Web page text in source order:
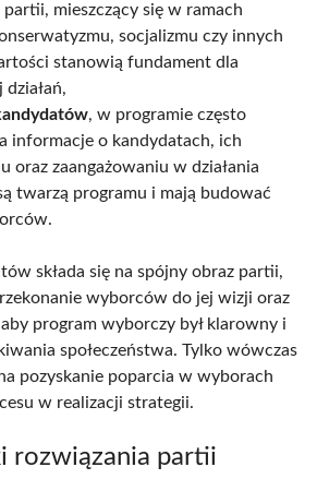
mieszczący się w ramach
socjalizmu czy innych
stanowią fundament dla
, w programie często
informacje o kandydatach, ich
oraz zaangażowaniu w działania
twarzą programu i mają budować
składa się na spójny obraz partii,
wyborców do jej wizji oraz
program wyborczy był klarowny i
społeczeństwa. Tylko wówczas
pozyskanie poparcia w wyborach
w realizacji strategii.
rozwiązania partii